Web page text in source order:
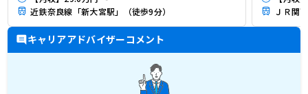
近鉄奈良線「新大宮駅」（徒歩9分）
ＪＲ関
キャリアアドバイザーコメント